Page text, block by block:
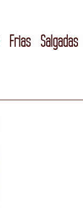
Frias
Salgadas